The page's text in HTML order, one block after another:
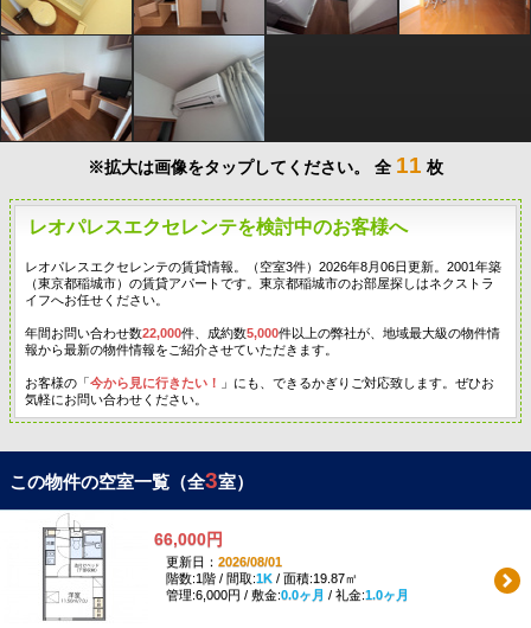
※拡大は画像をタップしてください。 全 11 枚
レオパレスエクセレンテを検討中のお客様へ
レオパレスエクセレンテの賃貸情報。（空室3件）2026年8月06日更新。2001年築
（東京都稲城市）の賃貸アパートです。東京都稲城市のお部屋探しはネクストラ
イフへお任せください。
年間お問い合わせ数22,000件、成約数5,000件以上の弊社が、地域最大級の物件情
報から最新の物件情報をご紹介させていただきます。
お客様の「今から見に行きたい！
」にも、できるかぎりご対応致します。ぜひお
気軽にお問い合わせください。
この物件の空室一覧（全3室）
66,000円
更新日： 2026/08/01
階数:1階 / 間取:1K/ 面積:19.87㎡
管理:6,000円 / 敷金:0.0ヶ月 / 礼金:1.0ヶ月